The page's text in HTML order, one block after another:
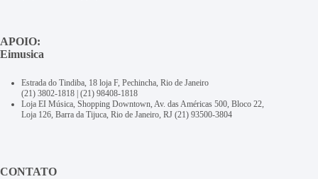
APOIO:
Eimusica
Estrada do Tindiba, 18 loja F, Pechincha, Rio de Janeiro
(21) 3802-1818 (21) 98408-1818
Loja EI Música, Shopping Downtown, Av. das Américas 500, Bloco 22,
Loja 126, Barra da Tijuca, Rio de Janeiro, RJ (21) 93500-3804
CONTATO